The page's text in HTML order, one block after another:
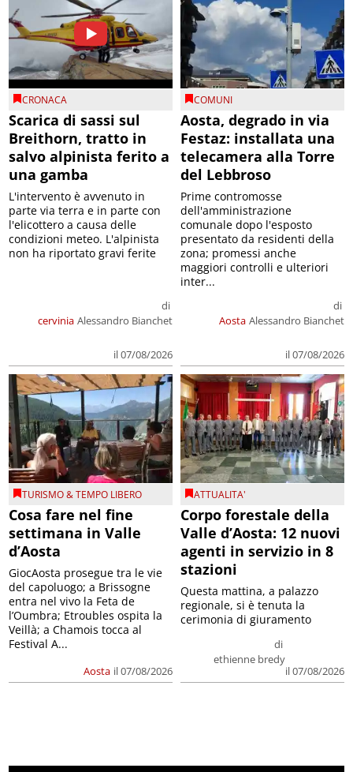
CRONACA
Scarica di sassi sul
Breithorn, tratto in
salvo alpinista ferito a
una gamba
cervinia
di
Alessandro Bianchet
il 07/08/2026
L'intervento è avvenuto in
parte via terra e in parte con
l'elicottero a causa delle
condizioni meteo. L'alpinista
non ha riportato gravi ferite
COMUNI
Aosta, degrado in via
Festaz: installata una
telecamera alla Torre
del Lebbroso
Aosta
di
Alessandro Bianchet
il 07/08/2026
Prime contromosse
dell'amministrazione
comunale dopo l'esposto
presentato da residenti della
zona; promessi anche
maggiori controlli e ulteriori
inter...
TURISMO & TEMPO LIBERO
Cosa fare nel fine
settimana in Valle
d’Aosta
Aosta il 07/08/2026
GiocAosta prosegue tra le vie
del capoluogo; a Brissogne
entra nel vivo la Feta de
l’Oumbra; Etroubles ospita la
Veillà; a Chamois tocca al
Festival A...
ATTUALITA'
Corpo forestale della
Valle d’Aosta: 12 nuovi
agenti in servizio in 8
stazioni
di
ethienne bredy
il 07/08/2026
Questa mattina, a palazzo
regionale, si è tenuta la
cerimonia di giuramento